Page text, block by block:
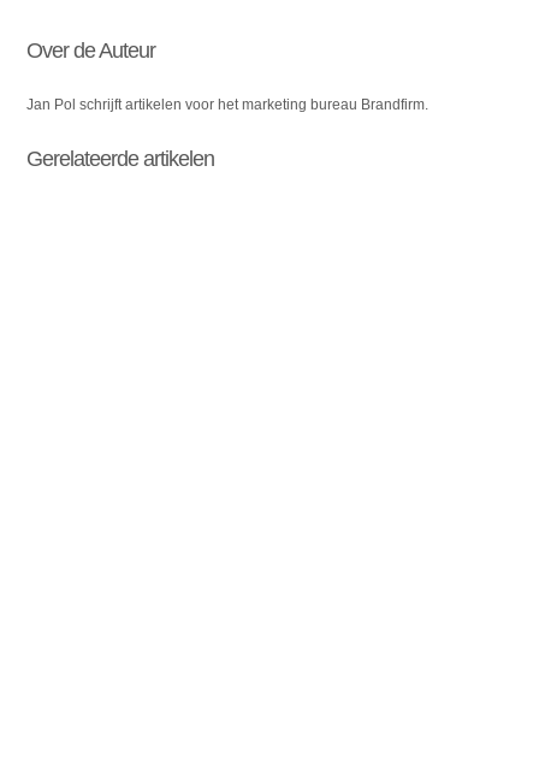
Over de Auteur
Jan Pol schrijft artikelen voor het marketing bureau Brandfirm.
Gerelateerde artikelen